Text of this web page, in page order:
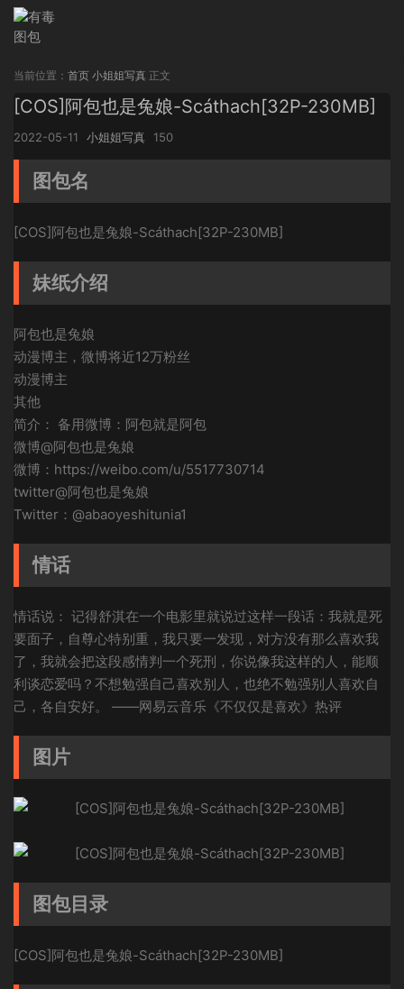
当前位置： 首页 小姐姐写真 正文
[COS]阿包也是兔娘-Scáthach[32P-230MB]
2022-05-11 小姐姐写真 150
图包名
[COS]阿包也是兔娘-Scáthach[32P-230MB]
妹纸介绍
阿包也是兔娘
动漫博主，微博将近12万粉丝
动漫博主
其他
简介： 备用微博：阿包就是阿包
微博@阿包也是兔娘
微博：https://weibo.com/u/5517730714
twitter@阿包也是兔娘
Twitter：@abaoyeshitunia1
情话
情话说： 记得舒淇在一个电影里就说过这样一段话：我就是死
要面子，自尊心特别重，我只要一发现，对方没有那么喜欢我
了，我就会把这段感情判一个死刑，你说像我这样的人，能顺
利谈恋爱吗？不想勉强自己喜欢别人，也绝不勉强别人喜欢自
己，各自安好。 ——网易云音乐《不仅仅是喜欢》热评
图片
图包目录
[COS]阿包也是兔娘-Scáthach[32P-230MB]